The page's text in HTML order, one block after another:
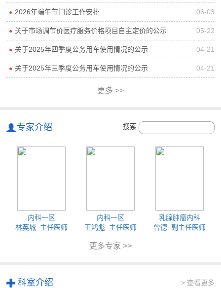
● 2026年端午节门诊工作安排 06-03
● 关于市场调节价医疗服务价格项目自主定价的公示 05-22
● 关于2025年四季度公务用车使用情况的公示 04-21
● 关于2025年三季度公务用车使用情况的公示 04-21
更多 >>
专家介绍 搜索
内科一区
林英城 主任医师
内科一区
王鸿彪 主任医师
乳腺肿瘤内科
曾德 副主任医师
更多专家 >>
科室介绍 > 查看更多